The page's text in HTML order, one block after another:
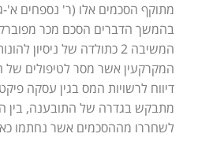
מתוקף הסכמים אלו (ר' נספחים
בהמשך הדברים הסכם מכר
המשיבה 2 כתולדה של
מתבקש בגדרה של התובענה, בין
לשחררו מההסכמים אשר נחתמו